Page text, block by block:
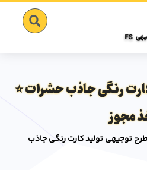
رنگی جاذب حشرات ⭐
مجوز
طرح توجیهی تولید کارت رنگی جاذب